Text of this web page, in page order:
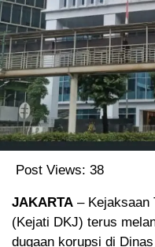
Post Views: 38
JAKARTA – Kejaksaan
(Kejati DKJ) terus
dugaan korupsi di